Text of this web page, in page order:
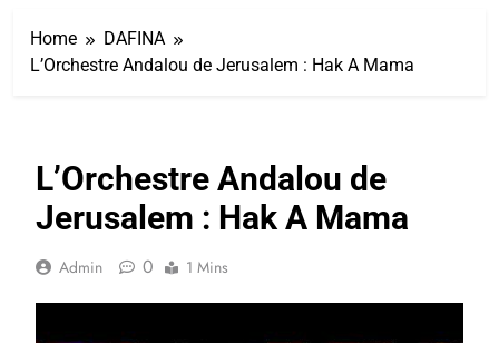
Home
DAFINA
L’Orchestre Andalou de Jerusalem : Hak A Mama
L’Orchestre Andalou de
Jerusalem : Hak A Mama
Admin 0 1 Mins